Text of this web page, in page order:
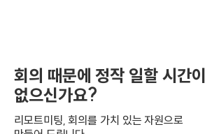
회의 때문에 정작 일할 시간이
없으신가요?
리모트미팅, 회의를 가치 있는 자원으로